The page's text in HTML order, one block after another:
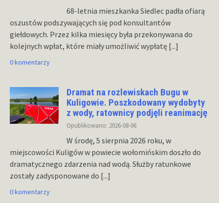
68-letnia mieszkanka Siedlec padła ofiarą
oszustów podszywających się pod konsultantów
giełdowych. Przez kilka miesięcy była przekonywana do
kolejnych wpłat, które miały umożliwić wypłatę [...]
0 komentarzy
Dramat na rozlewiskach Bugu w
Kuligowie. Poszkodowany wydobyty
z wody, ratownicy podjęli reanimację
Opublikowano: 2026-08-06
W środę, 5 sierpnia 2026 roku, w
miejscowości Kuligów w powiecie wołomińskim doszło do
dramatycznego zdarzenia nad wodą. Służby ratunkowe
zostały zadysponowane do [...]
0 komentarzy